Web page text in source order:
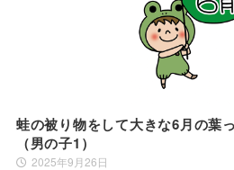
蛙の被り物をして大きな6月の葉
（男の子1）
2025年9月26日